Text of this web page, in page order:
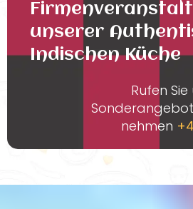
unserer
Indischen Küche
Rufen
nehmen